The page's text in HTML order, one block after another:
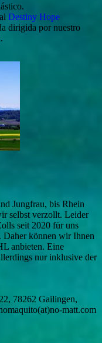
Destiny Hope
dirigida por nuestro
Jungfrau, bis Rhein
selbst verzollt. Leider
seit 2020 für uns
Daher können wir Ihnen
anbieten. Eine
nur inklusive der
78262 Gailingen,
matt.com